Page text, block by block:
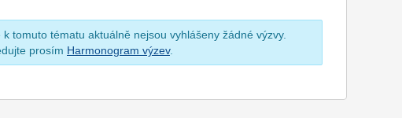
tomuto tématu aktuálně nejsou vyhlášeny žádné výzvy.
prosím Harmonogram výzev.